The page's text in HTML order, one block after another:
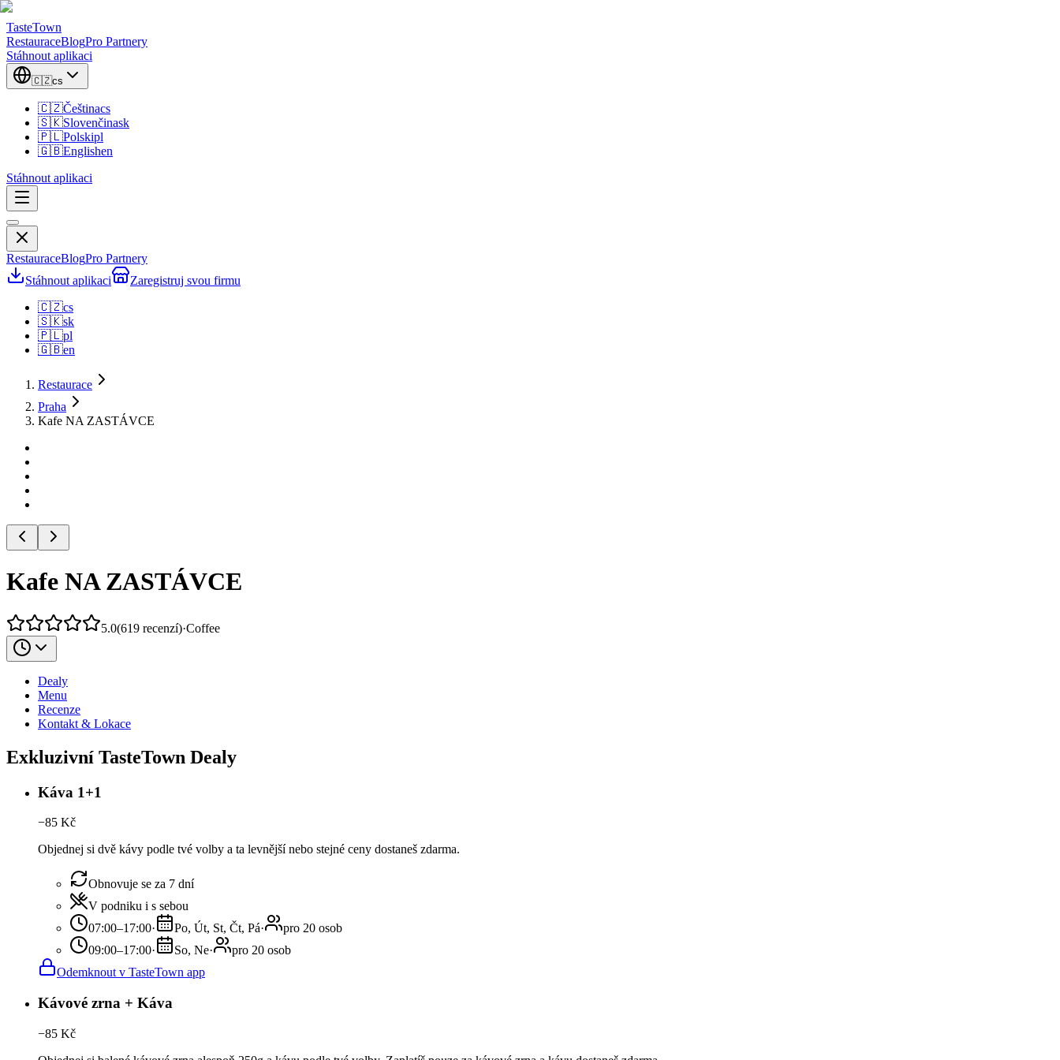
TasteTown
RestauraceBlogPro Partnery
Stáhnout aplikaci
🇨🇿cs
🇨🇿Češtinacs
🇸🇰Slovenčinask
🇵🇱Polskipl
🇬🇧Englishen
Stáhnout aplikaci
RestauraceBlogPro Partnery
Stáhnout aplikaci
Zaregistruj svou firmu
🇨🇿cs
🇸🇰sk
🇵🇱pl
🇬🇧en
Restaurace
Praha
Kafe NA ZASTÁVCE
Kafe NA ZASTÁVCE
5.0(619 recenzí)·Coffee
Dealy
Menu
Recenze
Kontakt & Lokace
Exkluzivní TasteTown Dealy
Káva 1+1
−85 Kč
Objednej si dvě kávy podle tvé volby a ta levnější nebo stejné ceny dostaneš zdarma.
Obnovuje se za 7 dní
V podniku i s sebou
07:00–17:00· Po, Út, St, Čt, Pá·
pro 20 osob
09:00–17:00· So, Ne·
pro 20 osob
Odemknout v TasteTown app
Kávové zrna + Káva
−85 Kč